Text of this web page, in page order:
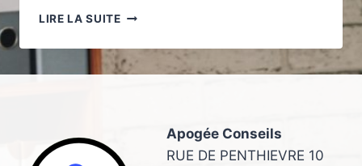
LIRE LA SUITESERVICES
LA
PERSONNE
ADHÉRERApogée Conseils
RUE DE PENTHIEVRE 10